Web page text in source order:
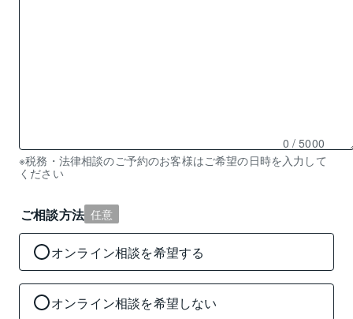
残
り
文
字
力
可
0 / 5000
※税務・法律相談のご予約のお客様はご希望の日時を入力して
ください
ご相談方法 任意
オンライン相談を希望する
オンライン相談を希望しない